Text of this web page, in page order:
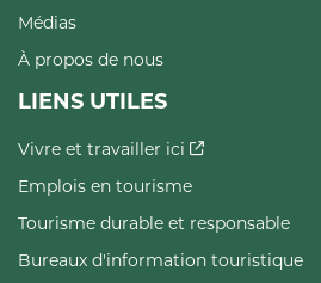
Médias
À propos de nous
LIENS UTILES
Vivre et travailler ici
Emplois en tourisme
Tourisme durable et responsable
Bureaux d'information touristique